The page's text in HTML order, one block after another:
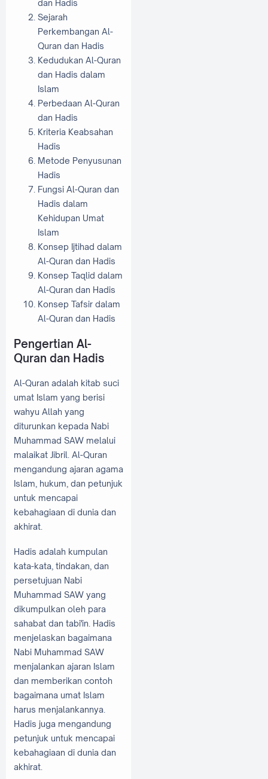
dan Hadis
Sejarah
Perkembangan Al-
Quran dan Hadis
Kedudukan Al-Quran
dan Hadis dalam
Islam
Perbedaan Al-Quran
dan Hadis
Kriteria Keabsahan
Hadis
Metode Penyusunan
Hadis
Fungsi Al-Quran dan
Hadis dalam
Kehidupan Umat
Islam
Konsep Ijtihad dalam
Al-Quran dan Hadis
Konsep Taqlid dalam
Al-Quran dan Hadis
Konsep Tafsir dalam
Al-Quran dan Hadis
Pengertian Al-
Quran dan Hadis
Al-Quran adalah kitab suci
umat Islam yang berisi
wahyu Allah yang
diturunkan kepada Nabi
Muhammad SAW melalui
malaikat Jibril. Al-Quran
mengandung ajaran agama
Islam, hukum, dan petunjuk
untuk mencapai
kebahagiaan di dunia dan
akhirat.
Hadis adalah kumpulan
kata-kata, tindakan, dan
persetujuan Nabi
Muhammad SAW yang
dikumpulkan oleh para
sahabat dan tabi'in. Hadis
menjelaskan bagaimana
Nabi Muhammad SAW
menjalankan ajaran Islam
dan memberikan contoh
bagaimana umat Islam
harus menjalankannya.
Hadis juga mengandung
petunjuk untuk mencapai
kebahagiaan di dunia dan
akhirat.